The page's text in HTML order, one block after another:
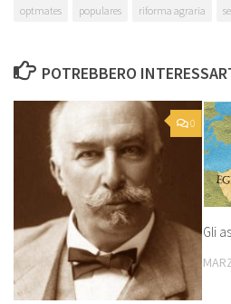
optmates
populares riforma agraria
POTREBBERO
0
Gli